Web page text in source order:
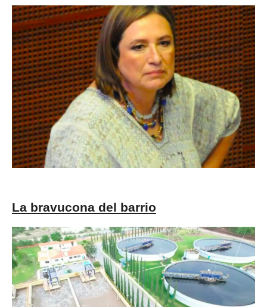
La bravucona del barrio